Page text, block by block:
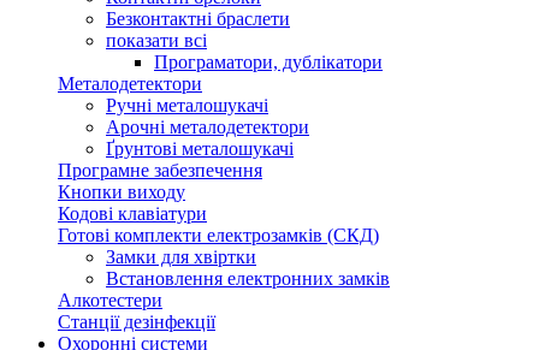
Безконтактні браслети
показати всі
Програматори, дублікатори
Металодетектори
Ручні металошукачі
Арочні металодетектори
Ґрунтові металошукачі
Програмне забезпечення
Кнопки виходу
Кодові клавіатури
Готові комплекти електрозамків (СКД)
Замки для хвіртки
Встановлення електронних замків
Алкотестери
Станції дезінфекції
Охоронні системи